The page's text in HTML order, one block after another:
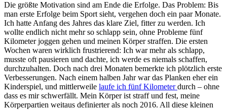
Die größte Motivation sind am Ende die Erfolge. Das Problem: Bis
man erste Erfolge beim Sport sieht, vergehen doch ein paar Monate.
Ich hatte Anfang des Jahres das klare Ziel, fitter zu werden. Ich
wollte endlich nicht mehr so schlapp sein, ohne Probleme fünf
Kilometer joggen gehen und meinen Körper straffen. Die ersten
Wochen waren wirklich frustrierend: Ich war mehr als schlapp,
musste oft pausieren und dachte, ich werde es niemals schaffen,
durchzuhalten. Doch nach drei Monaten bemerkte ich plötzlich erste
Verbesserungen. Nach einem halben Jahr war das Planken eher ein
Kinderspiel, und mittlerweile laufe ich fünf Kilometerdurch – ohne
dass es mir schwerfällt. Mein Körper ist straff und fest, meine
Körperpartien weitaus definierter als noch 2016. All diese kleinen